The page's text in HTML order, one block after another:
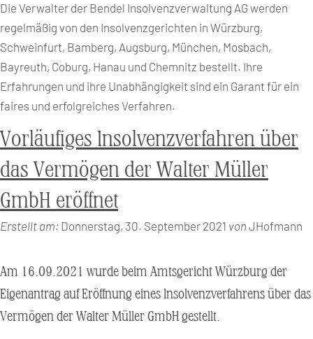
Die Verwalter der Bendel Insolvenzverwaltung AG werden
regelmäßig von den Insolvenzgerichten in Würzburg,
Schweinfurt, Bamberg, Augsburg, München, Mosbach,
Bayreuth, Coburg, Hanau und Chemnitz bestellt. Ihre
Erfahrungen und ihre Unabhängigkeit sind ein Garant für ein
faires und erfolgreiches Verfahren.
Vorläufiges Insolvenzverfahren über
das Vermögen der Walter Müller
GmbH eröffnet
Erstellt am: Donnerstag, 30. September 2021 von JHofmann
Am 16.09.2021 wurde beim Amtsgericht Würzburg der
Eigenantrag auf Eröffnung eines Insolvenzverfahrens über das
Vermögen der Walter Müller GmbH gestellt.